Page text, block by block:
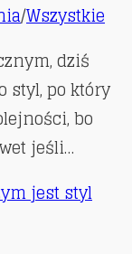
/Wszystkie
dziś
styl, po który
bo
jeśli…
jest styl